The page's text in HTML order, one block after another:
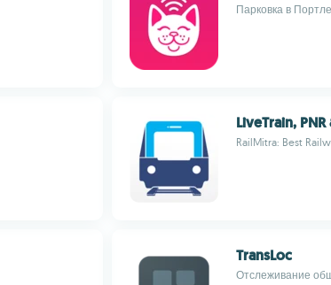
Парковка в
LiveTrain,
RailMitra: Best
TransLoc
Отслеживание